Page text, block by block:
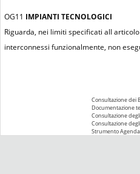
OG11 IMPIANTI TECNOLOGICI
Riguarda, nei limiti specificati all
interconnessi funzionalmente, non
Consultazione dei
Documentazione
Consultazione
Consultazione
Strumento